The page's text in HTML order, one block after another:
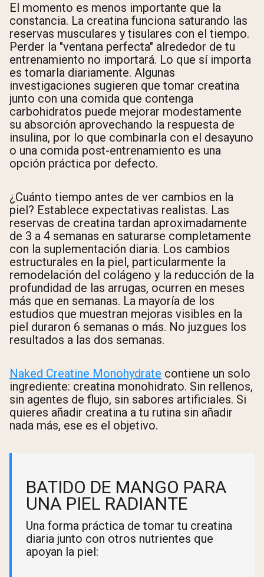
El momento es menos importante que la
constancia. La creatina funciona saturando las
reservas musculares y tisulares con el tiempo.
Perder la "ventana perfecta" alrededor de tu
entrenamiento no importará. Lo que sí importa
es tomarla diariamente. Algunas
investigaciones sugieren que tomar creatina
junto con una comida que contenga
carbohidratos puede mejorar modestamente
su absorción aprovechando la respuesta de
insulina, por lo que combinarla con el desayuno
o una comida post-entrenamiento es una
opción práctica por defecto.
¿Cuánto tiempo antes de ver cambios en la
piel? Establece expectativas realistas. Las
reservas de creatina tardan aproximadamente
de 3 a 4 semanas en saturarse completamente
con la suplementación diaria. Los cambios
estructurales en la piel, particularmente la
remodelación del colágeno y la reducción de la
profundidad de las arrugas, ocurren en meses
más que en semanas. La mayoría de los
estudios que muestran mejoras visibles en la
piel duraron 6 semanas o más. No juzgues los
resultados a las dos semanas.
Naked Creatine Monohydrate contiene un solo
ingrediente: creatina monohidrato. Sin rellenos,
sin agentes de flujo, sin sabores artificiales. Si
quieres añadir creatina a tu rutina sin añadir
nada más, ese es el objetivo.
BATIDO DE MANGO PARA
UNA PIEL RADIANTE
Una forma práctica de tomar tu creatina
diaria junto con otros nutrientes que
apoyan la piel: